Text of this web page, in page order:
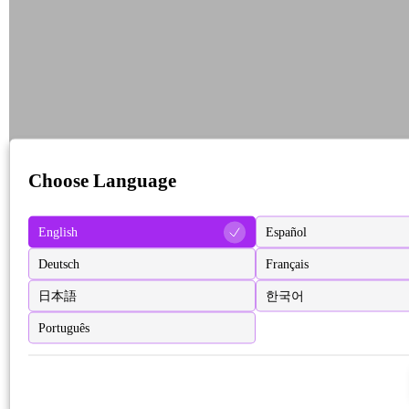
Choose Language
English Español
Deutsch Français
日本語 한국어
Português